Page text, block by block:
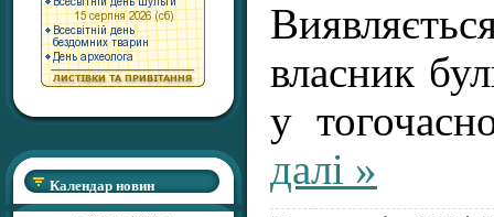
Календар новин
власник
у
далі »